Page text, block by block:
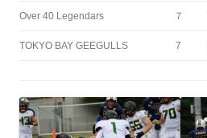
Over 40 Legendars ７
TOKYO BAY GEEGULLS 7